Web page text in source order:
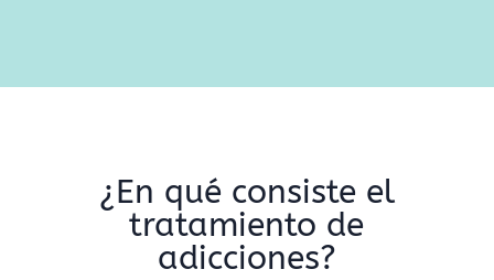
¿En qué consiste el
tratamiento de
adicciones?